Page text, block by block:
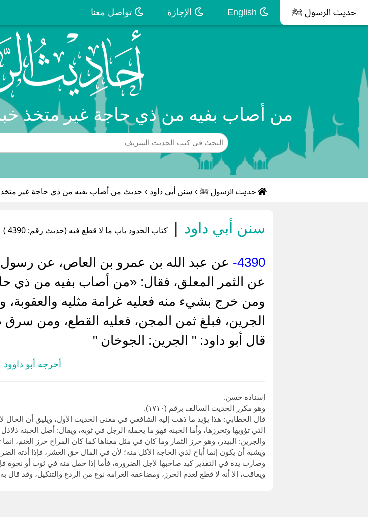
حديث الرسول ﷺ الإجازة تواصل معنا
من أصاب بفيه من ذي حاجة غير متخذ
حديث الرسول ﷺ › سنن أبي داود › حديث من أصاب بفيه من ذي حاجة غير متخذ
سنن أبي داود | كتاب الحدود باب ما لا قطع فيه (حديث رقم: 4390 )
4390-
عن عبد الله بن عمرو بن العاص، عن رسول
عن الثمر المعلق، فقال: «من أصاب بفيه من ذي
ومن خرج بشيء منه فعليه غرامة مثليه
الجرين، فبلغ ثمن المجن، فعليه القطع، ومن سرق
قال أبو داود: " الجرين: الجوخان "
أخرجه أبو داوود
إسناده حسن.
وهو مكرر الحديث السالف برقم (١٧١٠).
قال الخطابي: هذا يؤيد ما ذهب إليه الشافعي في معنى الحديث الأول، ويليق أن الحال
التي تؤويها وتحرزها، وأما الخبنة فهو ما يحمله الرجل في ثوبه، ويقال: أصل الخبنة
والجرين: البيدر، وهو حرز الثمار وما كان في مثل معناها كما كان المراح حرز الغنم،
ويشبه أن يكون إنما أباح لذي الحاجة الأكل منه؛ لأن في المال حق العشر، فإذا أدته
وصارت يده في التقدير كيد صاحبها لأجل الضرورة، فأما إذا حمل منه في ثوب أو
ويعاقب، إلا أنه لا قطع لعدم الحرز، ومضاعفة الغرامة نوع من الردع والتنكيل، وقد قال